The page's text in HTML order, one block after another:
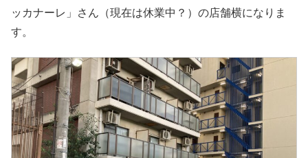
ッカナーレ」さん（現在は休業中？）の店舗横になりま
す。